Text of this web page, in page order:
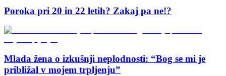
Poroka pri 20 in 22 letih? Zakaj pa ne!?
Mlada žena o izkušnji neplodnosti: “Bog se mi je
približal v mojem trpljenju”